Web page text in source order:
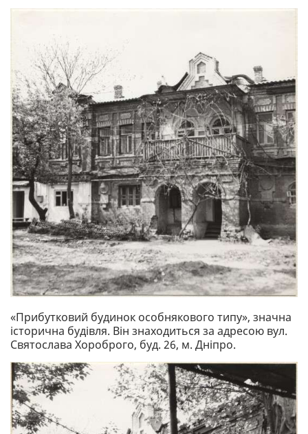
«Прибутковий будинок особнякового типу», значна
історична будівля. Він знаходиться за адресою вул.
Святослава Хороброго, буд. 26, м. Дніпро.